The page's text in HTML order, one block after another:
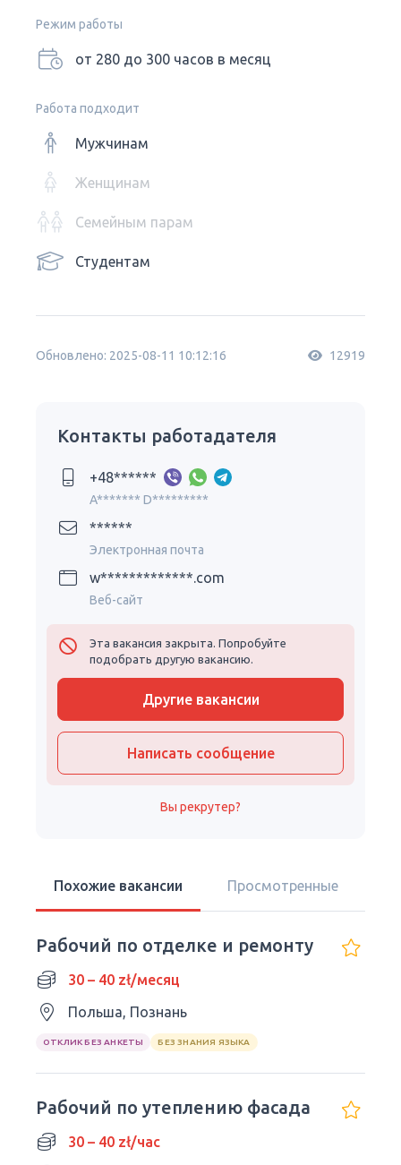
Режим работы
от 280 до 300 часов в месяц
Работа подходит
Мужчинам
Женщинам
Семейным парам
Студентам
Обновлено: 2025-08-11 10:12:16 12919
Контакты работадателя
+48******
A******* D*********
******
Электронная почта
w*************.com
Веб-сайт
Эта вакансия закрыта. Попробуйте
подобрать другую вакансию.
Другие вакансии
Написать сообщение
Вы рекрутер?
Похожие вакансии Просмотренные
Рабочий по отделке и ремонту
30 – 40 zł/месяц
Польша, Познань
ОТКЛИК БЕЗ АНКЕТЫ БЕЗ ЗНАНИЯ ЯЗЫКА
Рабочий по утеплению фасада
30 – 40 zł/час